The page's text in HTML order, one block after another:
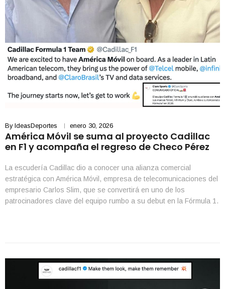
By IdeasDeportes enero 30, 2026
América Móvil se suma al proyecto Cadillac
en F1 y acompaña el regreso de Checo Pérez
La escudería Cadillac dio a conocer una alianza comercial
estratégica con América Móvil, empresa de telecomunicaciones del
empresario Carlos Slim, que se convertirá en uno de los
patrocinadores clave del equipo rumbo a su debut en la Fórmula 1.